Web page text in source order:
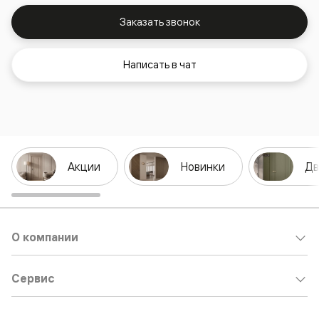
Заказать звонок
Написать в чат
Акции Новинки
О компании
Сервис